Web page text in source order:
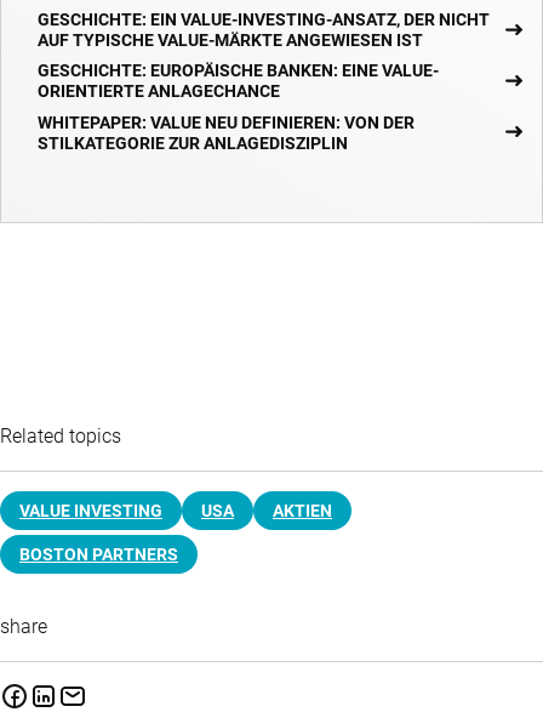
GESCHICHTE: EIN VALUE-INVESTING-ANSATZ, DER NICHT
AUF TYPISCHE VALUE-MÄRKTE ANGEWIESEN IST
GESCHICHTE: EUROPÄISCHE BANKEN: EINE VALUE-
ORIENTIERTE ANLAGECHANCE
WHITEPAPER: VALUE NEU DEFINIEREN: VON DER
STILKATEGORIE ZUR ANLAGEDISZIPLIN
Related topics
VALUE INVESTING USA AKTIEN
BOSTON PARTNERS
share